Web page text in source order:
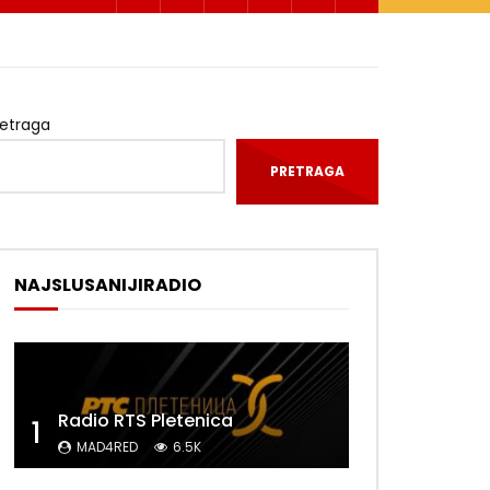
PRETRAGA
NAJSLUSANIJIRADIO
1 Radio RTS Pletenica
MAD4RED 6.5K